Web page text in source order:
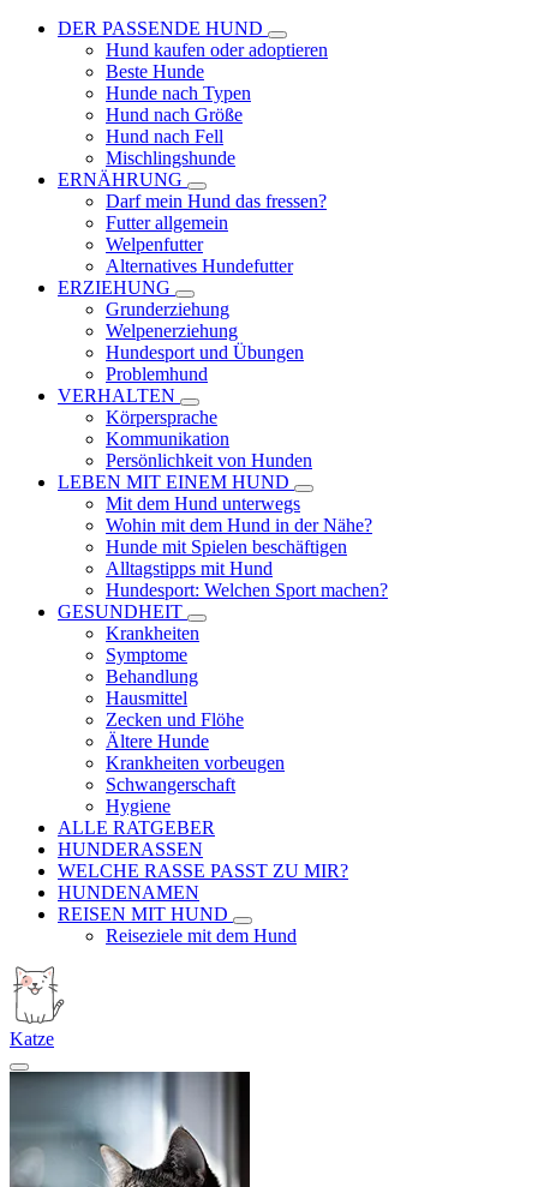
DER PASSENDE HUND
Hund kaufen oder adoptieren
Beste Hunde
Hunde nach Typen
Hund nach Größe
Hund nach Fell
Mischlingshunde
ERNÄHRUNG
Darf mein Hund das fressen?
Futter allgemein
Welpenfutter
Alternatives Hundefutter
ERZIEHUNG
Grunderziehung
Welpenerziehung
Hundesport und Übungen
Problemhund
VERHALTEN
Körpersprache
Kommunikation
Persönlichkeit von Hunden
LEBEN MIT EINEM HUND
Mit dem Hund unterwegs
Wohin mit dem Hund in der Nähe?
Hunde mit Spielen beschäftigen
Alltagstipps mit Hund
Hundesport: Welchen Sport machen?
GESUNDHEIT
Krankheiten
Symptome
Behandlung
Hausmittel
Zecken und Flöhe
Ältere Hunde
Krankheiten vorbeugen
Schwangerschaft
Hygiene
ALLE RATGEBER
HUNDERASSEN
WELCHE RASSE PASST ZU MIR?
HUNDENAMEN
REISEN MIT HUND
Reiseziele mit dem Hund
Katze